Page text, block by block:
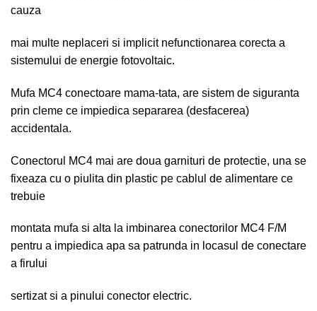
cauza
mai multe neplaceri si implicit nefunctionarea corecta a
sistemului de energie fotovoltaic.
Mufa MC4 conectoare mama-tata, are sistem de siguranta
prin cleme ce impiedica separarea (desfacerea)
accidentala.
Conectorul MC4 mai are doua garnituri de protectie, una se
fixeaza cu o piulita din plastic pe cablul de alimentare ce
trebuie
montata mufa si alta la imbinarea conectorilor MC4 F/M
pentru a impiedica apa sa patrunda in locasul de conectare
a firului
sertizat si a pinului conector electric.